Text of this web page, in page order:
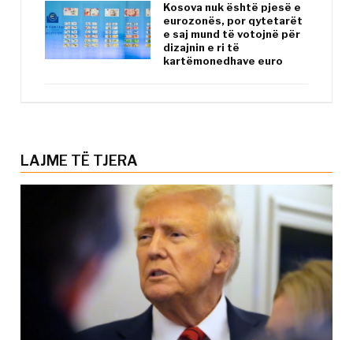
Kosova nuk është pjesë e
eurozonës, por qytetarët
e saj mund të votojnë për
dizajnin e ri të
kartëmonedhave euro
LAJME TË TJERA